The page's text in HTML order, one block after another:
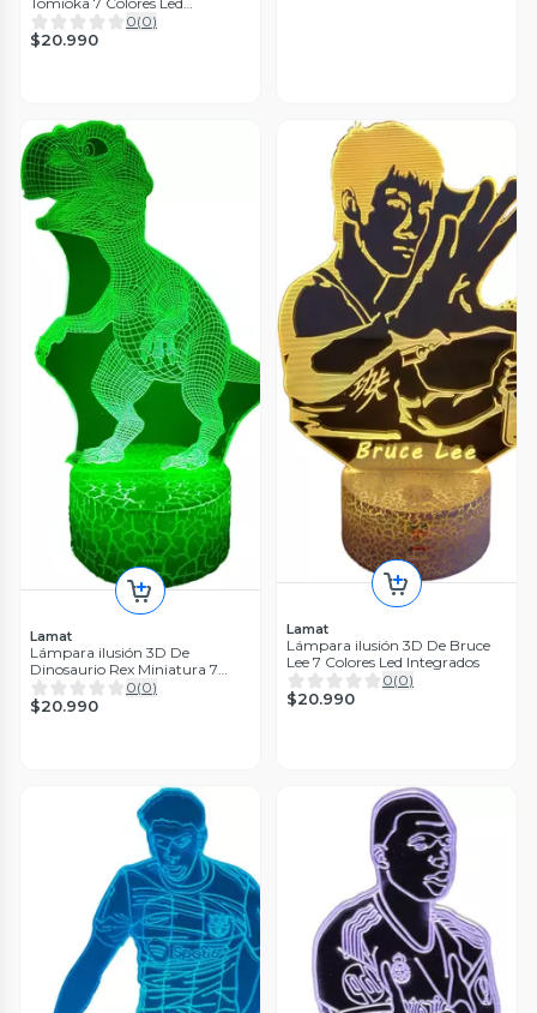
Integrados
0(0)
$20.990
Lamat
Lámpara ilusión 3D De
Dinosaurio Rex Miniatura 7
Colores Led Integrados
0(0)
$20.990
Lamat
Lámpara ilusión 3D De Bruce
Lee 7 Colores Led Integrados
0(0)
$20.990